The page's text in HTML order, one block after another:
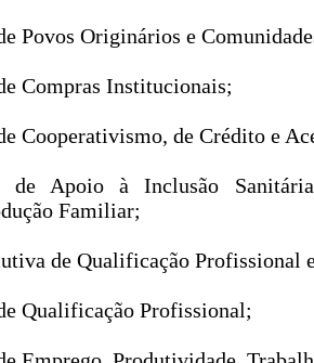
Povos Originários e
Compras Institucionais;
Cooperativismo, de Crédito e
de Apoio à Inclusão
Familiar;
de Qualificação Profissional
Qualificação Profissional;